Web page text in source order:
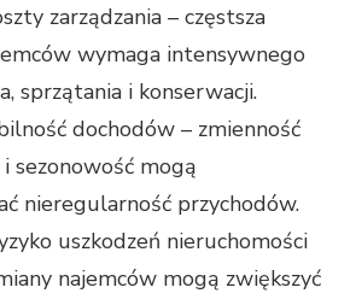
zarządzania – częstsza
wymaga intensywnego
sprzątania i konserwacji.
dochodów – zmienność
sezonowość mogą
nieregularność przychodów.
uszkodzeń nieruchomości
najemców mogą zwiększyć